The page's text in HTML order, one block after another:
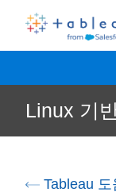
Linux 기
Tableau 도